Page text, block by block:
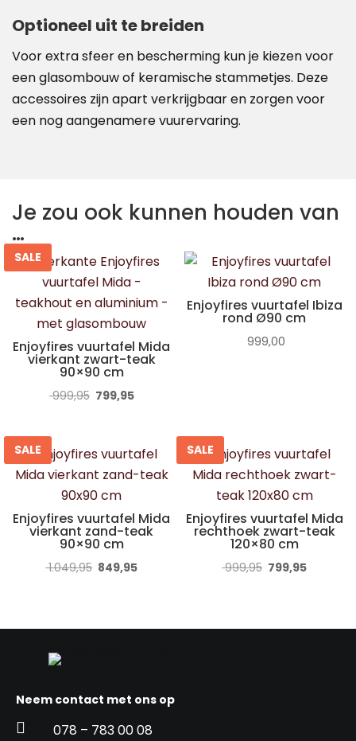
Optioneel uit te breiden
Voor extra sfeer en bescherming kun je kiezen voor
een glasombouw of keramische stammetjes. Deze
accessoires zijn apart verkrijgbaar en zorgen voor
een nog aangenamere vuurervaring.
Je zou ook kunnen houden van
…
SALE
Enjoyfires vuurtafel Mida
vierkant zwart-teak
90×90 cm
999,95 Oorspronkelijke
€ 999,95.
799,95Huidige
€ 799,95.
Enjoyfires vuurtafel Ibiza
rond Ø90 cm
999,00
SALE
Enjoyfires vuurtafel Mida
vierkant zand-teak
90×90 cm
1.049,95 Oorspronkelijke
€ 1.049,95.
849,95Huidige
€ 849,95.
SALE
Enjoyfires vuurtafel Mida
rechthoek zwart-teak
120×80 cm
999,95 Oorspronkelijke
€ 999,95.
799,95Huidige
€
Neem contact met ons op
 078 – 783 00 08